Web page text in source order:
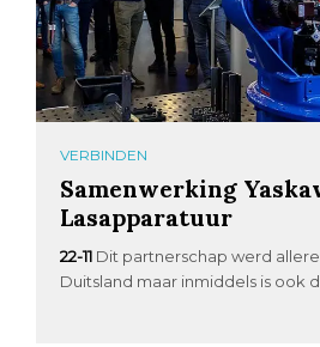
VERBINDEN
Samenwerking
Lasapparatuur
22-11 Dit partnerschap werd
Duitsland maar inmiddels is ook